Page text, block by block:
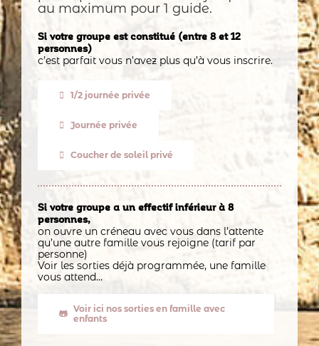
au maximum pour 1 guide.
Si votre groupe est constitué (entre 8 et 12
personnes)
c’est parfait vous n’avez plus qu’à vous inscrire.
1/2 journée privée
Journée privée
Coucher de soleil privé
Si votre groupe a un effectif inférieur à 8
personnes,
on ouvre un créneau avec vous dans l’attente
qu’une autre famille vous rejoigne (tarif par
personne)
Voir les sorties déjà programmée, une famille
vous attend…
Voir ici nos sorties en famille avec
enfants